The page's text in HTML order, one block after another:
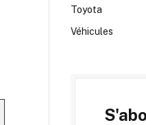
Toyota
Véhicules